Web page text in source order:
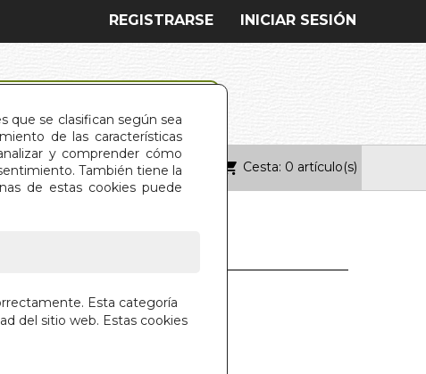
que se clasifican según sea
de las características
y comprender cómo
También tiene la
de estas cookies puede
Esta categoría
del sitio web. Estas cookies
INICIAR SESIÓN
REGISTRARSE
CONTACTO Cesta: 0 artículo(s)
INVENTAN EL